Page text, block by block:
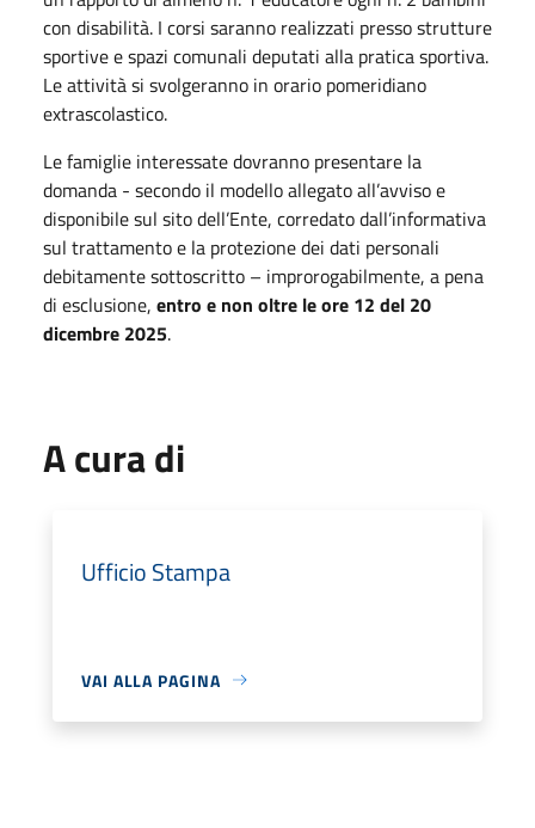
con disabilità. I corsi saranno realizzati presso strutture
sportive e spazi comunali deputati alla pratica sportiva.
Le attività si svolgeranno in orario pomeridiano
extrascolastico.
Le famiglie interessate dovranno presentare la
domanda - secondo il modello allegato all’avviso e
disponibile sul sito dell’Ente, corredato dall’informativa
sul trattamento e la protezione dei dati personali
debitamente sottoscritto – improrogabilmente, a pena
di esclusione, entro e non oltre le ore 12 del 20
dicembre 2025.
A cura di
Ufficio Stampa
VAI ALLA PAGINA